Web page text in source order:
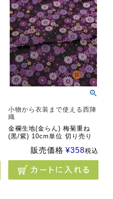
小物から衣装まで使える西陣
織
金襴生地(金らん) 梅菊重ね
(黒/紫) 10cm単位 切り売り
販売価格 ¥358税込